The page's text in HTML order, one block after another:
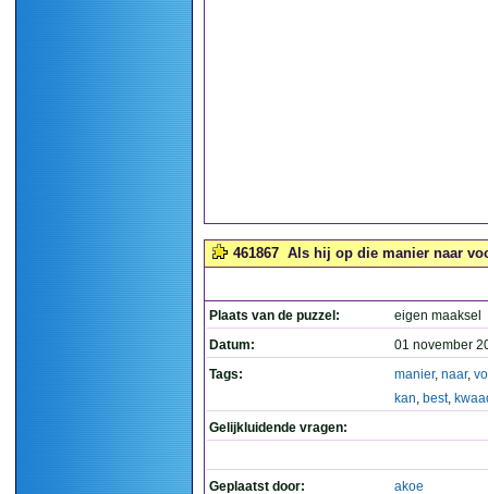
461867 Als hij op die manier naar
Plaats van de puzzel:
eigen maaksel
Datum:
01 november
Tags:
manier, naar,
kan, best,
Gelijkluidende vragen:
Geplaatst door: akoe